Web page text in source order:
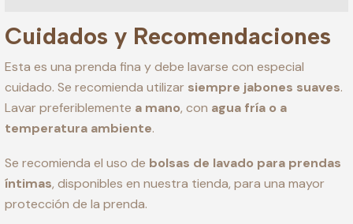
Cuidados y Recomendaciones
Esta es una prenda fina y debe lavarse con especial
cuidado. Se recomienda utilizar siempre jabones suaves.
Lavar preferiblemente a mano, con agua fría o a
temperatura ambiente.
Se recomienda el uso de bolsas de lavado para prendas
íntimas, disponibles en nuestra tienda, para una mayor
protección de la prenda.